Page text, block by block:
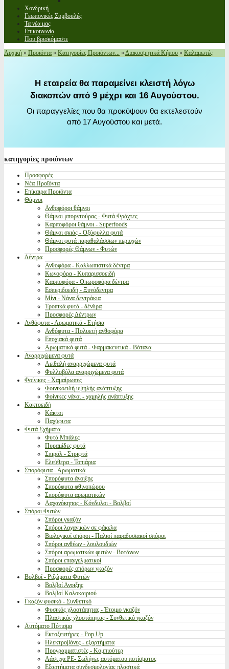
Χονδρική
Γεωπονικές Συμβουλές
Τα νέα μας
Επικοινωνία
Που βρισκόμαστε
Αρχική » Προϊόντα » Κατηγορίες Προϊόντων... »Διακοσμητικά Κήπου » Καλαμωτές
Η εταιρεία θα παραμείνει κλειστή λόγω
διακοπών από 9 μέχρι και 16 Αυγούστου.
Οι παραγγελίες που θα προκύψουν θα εκτελεστούν
από 17 Αυγούστου και μετά.
κατηγορίες προιόντων
Προσφορές
Νέα Προϊόντα
Επίκαιρα Προϊόντα
Θάμνοι
Ανθοφόροι θάμνοι
Θάμνοι μπορντούρας - Φυτά Φράχτες
Καρποφόροι θάμνοι - Superfoods
Θάμνοι σκιάς - Οξύφυλλα φυτά
Θάμνοι φυτά παραθαλάσσιων περιοχών
Προσφορές Θάμνων - Φυτών
Δέντρα
Ανθοφόρα - Καλλωπιστικά δέντρα
Κωνοφόρα - Κυπαρισσοειδή
Καρποφόρα - Οπωροφόρα δέντρα
Εσπεριδοειδή - Ξυνόδεντρα
Μίνι - Νάνα δεντράκια
Τροπικά φυτά - δένδρα
Προσφορές Δέντρων
Ανθόφυτα - Αρωματικά - Ετήσια
Ανθόφυτα - Πολυετή ανθοφόρα
Εποχιακά φυτά
Αρωματικά φυτά - Φαρμακευτικά - Βότανα
Αναρριχώμενα φυτά
Αειθαλή αναρριχώμενα φυτά
Φυλλοβόλα αναρριχώμενα φυτά
Φοίνικες - Χαμαίρωπες
Φοινικοειδή υψηλής ανάπτυξης
Φοίνικες νάνοι - χαμηλής ανάπτυξης
Κακτοειδή
Κάκτοι
Παχύφυτα
Φυτά Σχήματα
Φυτά Μπάλες
Πυραμίδες φυτά
Σπιράλ - Στριφτά
Ελεύθερα - Τοπιάρια
Σπορόφυτα - Αρωματικά
Σπορόφυτα άνοιξης
Σπορόφυτα φθινοπώρου
Σπορόφυτα αρωματικών
Λαχανόκηπος - Κόνδυλοι - Βολβοί
Σπόροι Φυτών
Σπόροι γκαζόν
Σπόροι λαχανικών σε φάκελα
Βιολογικοί σπόροι - Παλιοί παραδοσιακοί σπόροι
Σπόροι ανθέων - λουλουδιών
Σπόροι αρωματικών φυτών - Βοτάνων
Σπόροι επαγγελματικοί
Προσφορές σπόρων γκαζόν
Βολβοί - Ριζώματα Φυτών
Βολβοί Ανοιξης
Βολβοί Καλοκαιριού
Γκαζόν φυσικό - Συνθετικό
Φυσικός χλοοτάπητας - Έτοιμο γκαζόν
Πλαστικός χλοοτάπητας - Συνθετικό γκαζόν
Αυτόματο Πότισμα
Εκτοξευτήρες - Pop Up
Ηλεκτροβάνες - εξαρτήματα
Προγραμματιστές - Κομπιούτερ
Λάστιχα PE- Σωλήνες αυτόματου ποτίσματος
Εξαρτήματα συνδεσμολογίας πλαστικά